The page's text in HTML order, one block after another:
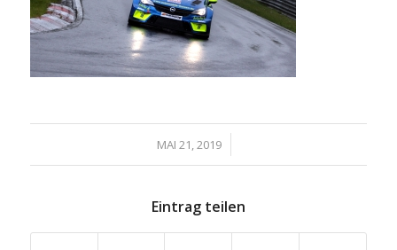
MAI 21, 2019
/
Eintrag teilen